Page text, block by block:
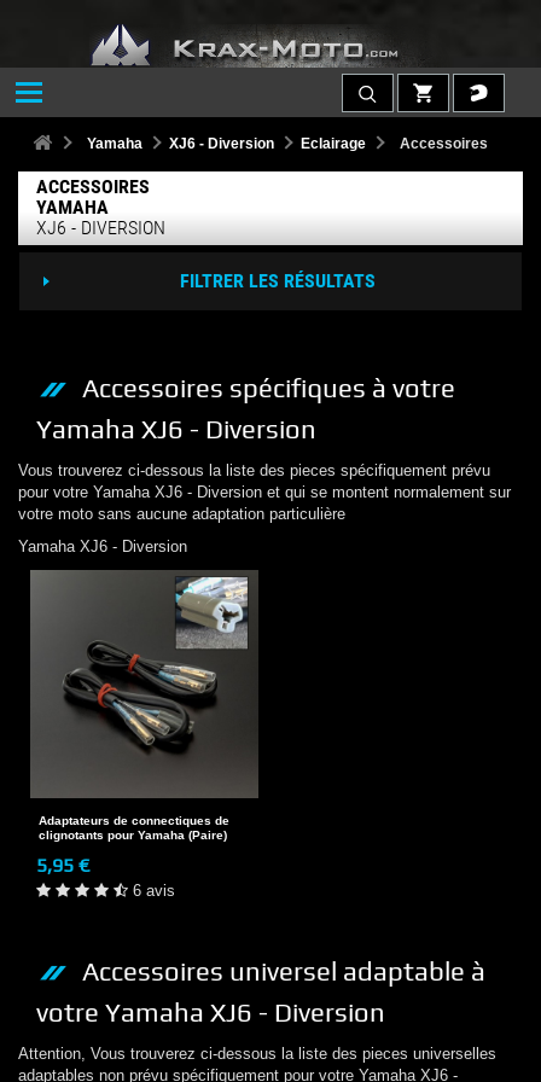
Yamaha XJ6 - Diversion Eclairage Accessoires
ACCESSOIRES
YAMAHA
XJ6 - DIVERSION
FILTRER LES RÉSULTATS
Accessoires spécifiques à votre
Yamaha XJ6 - Diversion
Vous trouverez ci-dessous la liste des pieces spécifiquement prévu
pour votre Yamaha XJ6 - Diversion et qui se montent normalement sur
votre moto sans aucune adaptation particulière
Yamaha XJ6 - Diversion
Adaptateurs de connectiques de
clignotants pour Yamaha (Paire)
5,95 €
6 avis
Accessoires universel adaptable à
votre Yamaha XJ6 - Diversion
Attention, Vous trouverez ci-dessous la liste des pieces universelles
adaptables non prévu spécifiquement pour votre Yamaha XJ6 -